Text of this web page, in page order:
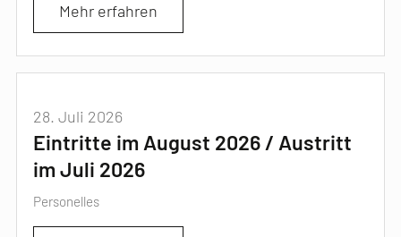
Mehr erfahren
28. Juli 2026
Eintritte im August 2026 / Austritt
im Juli 2026
Personelles